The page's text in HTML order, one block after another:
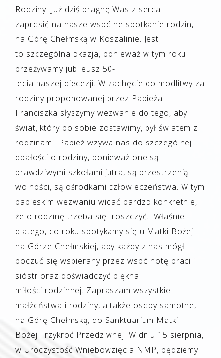
Rodziny! Już dziś pragnę Was z serca
zaprosić na nasze wspólne spotkanie rodzin,
na Górę Chełmską w Koszalinie. Jest
to szczególna okazja, ponieważ w tym roku
przeżywamy jubileusz 50-
lecia naszej diecezji. W zachęcie do modlitwy za
rodziny proponowanej przez Papieża
Franciszka słyszymy wezwanie do tego, aby
świat, który po sobie zostawimy, był światem z
rodzinami. Papież wzywa nas do szczególnej
dbałości o rodziny, ponieważ one są
prawdziwymi szkołami jutra, są przestrzenią
wolności, są ośrodkami człowieczeństwa. W tym
papieskim wezwaniu widać bardzo konkretnie,
że o rodzinę trzeba się troszczyć. Właśnie
dlatego, co roku spotykamy się u Matki Bożej
na Górze Chełmskiej, aby każdy z nas mógł
poczuć się wspierany przez wspólnotę braci i
sióstr oraz doświadczyć piękna
miłości rodzinnej. Zapraszam wszystkie
małżeństwa i rodziny, a także osoby samotne,
na Górę Chełmską, do Sanktuarium Matki
Bożej Trzykroć Przedziwnej. W dniu 15 sierpnia,
w Uroczystość Wniebowzięcia NMP, będziemy